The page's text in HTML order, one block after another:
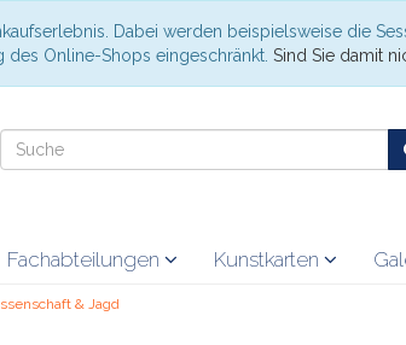
Dabei werden beispielsweise die
Online-Shops eingeschränkt. Sind Sie damit
Fachabteilungen Kunstkarten
& Jagd